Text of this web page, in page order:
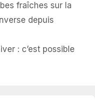
fraîches sur la
depuis
: c’est possible